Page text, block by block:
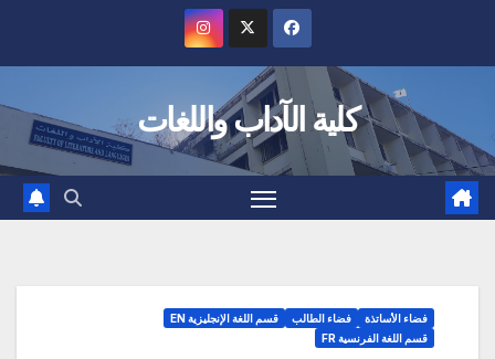
كلية الآداب واللغات
فضاء الأساتذة فضاء الطالب
قسم اللغة الإنجليزية EN
قسم اللغة الفرنسية FR